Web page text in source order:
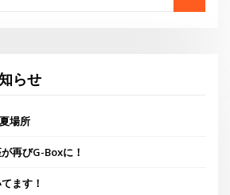
Go
らせ
場所
再びG-Boxに！